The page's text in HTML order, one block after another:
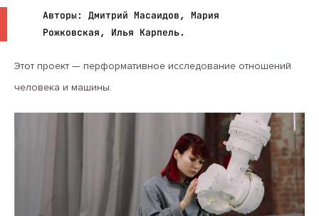
Авторы: Дмитрий Масаидов, Мария
Рожковская, Илья Карпель.
Этот проект — перформативное исследование отношений
человека и машины.